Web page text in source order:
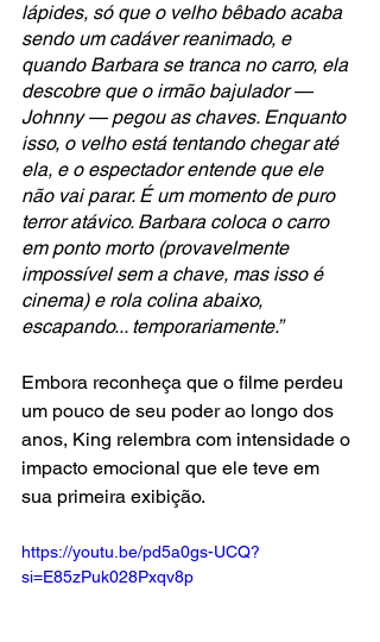
lápides, só que o velho bêbado acaba
sendo um cadáver reanimado, e
quando Barbara se tranca no carro, ela
descobre que o irmão bajulador —
Johnny — pegou as chaves. Enquanto
isso, o velho está tentando chegar até
ela, e o espectador entende que ele
não vai parar. É um momento de puro
terror atávico. Barbara coloca o carro
em ponto morto (provavelmente
impossível sem a chave, mas isso é
cinema) e rola colina abaixo,
escapando... temporariamente.”
Embora reconheça que o filme perdeu
um pouco de seu poder ao longo dos
anos, King relembra com intensidade o
impacto emocional que ele teve em
sua primeira exibição.
https://youtu.be/pd5a0gs-UCQ?
si=E85zPuk028Pxqv8p